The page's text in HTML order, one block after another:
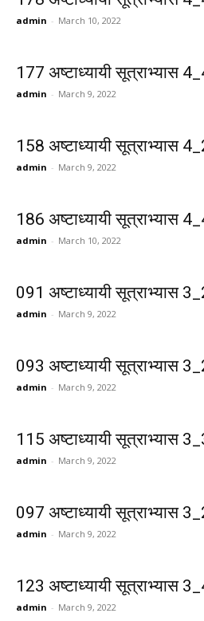
admin - March 10, 2022
177 अष्टाध्यायी सूत्राभ्यास
admin - March 9, 2022
158 अष्टाध्यायी सूत्राभ्यास
admin - March 9, 2022
186 अष्टाध्यायी सूत्राभ्यास
admin - March 10, 2022
091 अष्टाध्यायी सूत्राभ्यास
admin - March 9, 2022
093 अष्टाध्यायी सूत्राभ्यास
admin - March 9, 2022
115 अष्टाध्यायी सूत्राभ्यास
admin - March 9, 2022
097 अष्टाध्यायी सूत्राभ्यास
admin - March 9, 2022
123 अष्टाध्यायी सूत्राभ्यास
admin - March 9, 2022